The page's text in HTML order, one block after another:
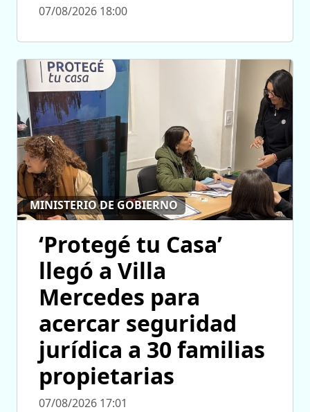
07/08/2026 18:00
MINISTERIO DE GOBIERNO
‘Protegé tu Casa’
llegó a Villa
Mercedes para
acercar seguridad
jurídica a 30 familias
propietarias
07/08/2026 17:01